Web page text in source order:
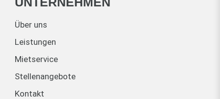
Über uns
Leistungen
Mietservice
Stellenangebote
Kontakt